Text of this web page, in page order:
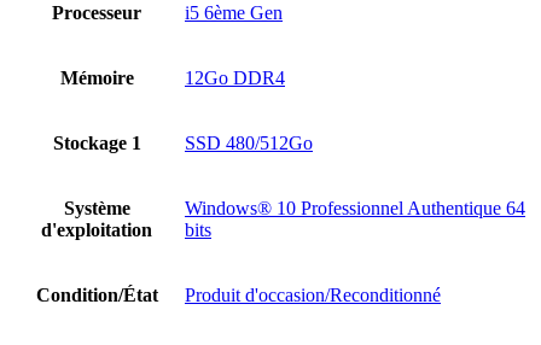
Processeur i5 6ème Gen
Mémoire 12Go DDR4
Stockage 1 SSD 480/512Go
Système
d'exploitation
Windows® 10 Professionnel Authentique 64
bits
Condition/État Produit d'occasion/Reconditionné